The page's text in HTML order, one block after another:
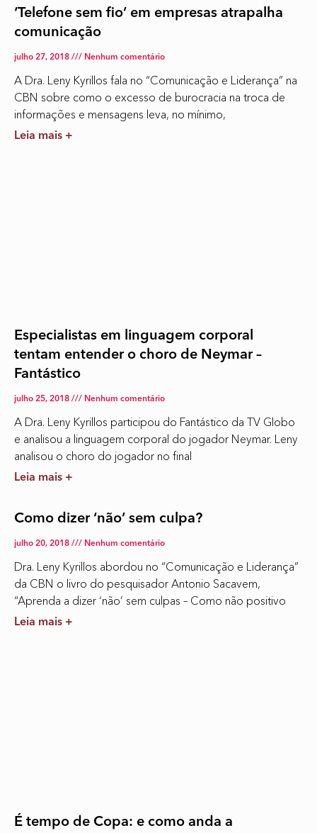
‘Telefone sem fio’ em empresas atrapalha
comunicação
julho 27, 2018 Nenhum comentário
A Dra. Leny Kyrillos fala no “Comunicação e Liderança” na
CBN sobre como o excesso de burocracia na troca de
informações e mensagens leva, no mínimo,
Leia mais +
Especialistas em linguagem corporal
tentam entender o choro de Neymar –
Fantástico
julho 25, 2018 Nenhum comentário
A Dra. Leny Kyrillos participou do Fantástico da TV Globo
e analisou a linguagem corporal do jogador Neymar. Leny
analisou o choro do jogador no final
Leia mais +
Como dizer ‘não’ sem culpa?
julho 20, 2018 Nenhum comentário
Dra. Leny Kyrillos abordou no “Comunicação e Liderança”
da CBN o livro do pesquisador Antonio Sacavem,
“Aprenda a dizer ‘não’ sem culpas – Como não positivo
Leia mais +
É tempo de Copa: e como anda a